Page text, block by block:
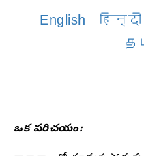
English हिन्दी
ఒక పరిచయం: